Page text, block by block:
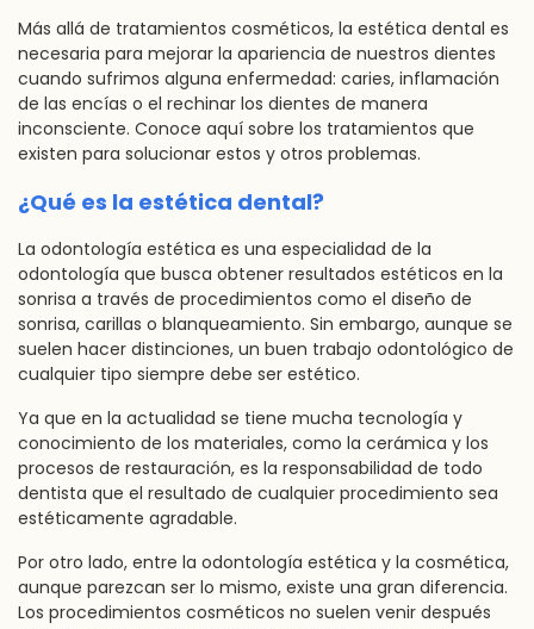
Más allá de tratamientos cosméticos, la estética dental es
necesaria para mejorar la apariencia de nuestros dientes
cuando sufrimos alguna enfermedad: caries, inflamación
de las encías o el rechinar los dientes de manera
inconsciente. Conoce aquí sobre los tratamientos que
existen para solucionar estos y otros problemas.
¿Qué es la estética dental?
La odontología estética es una especialidad de la
odontología que busca obtener resultados estéticos en la
sonrisa a través de procedimientos como el diseño de
sonrisa, carillas o blanqueamiento. Sin embargo, aunque se
suelen hacer distinciones, un buen trabajo odontológico de
cualquier tipo siempre debe ser estético.
Ya que en la actualidad se tiene mucha tecnología y
conocimiento de los materiales, como la cerámica y los
procesos de restauración, es la responsabilidad de todo
dentista que el resultado de cualquier procedimiento sea
estéticamente agradable.
Por otro lado, entre la odontología estética y la cosmética,
aunque parezcan ser lo mismo, existe una gran diferencia.
Los procedimientos cosméticos no suelen venir después